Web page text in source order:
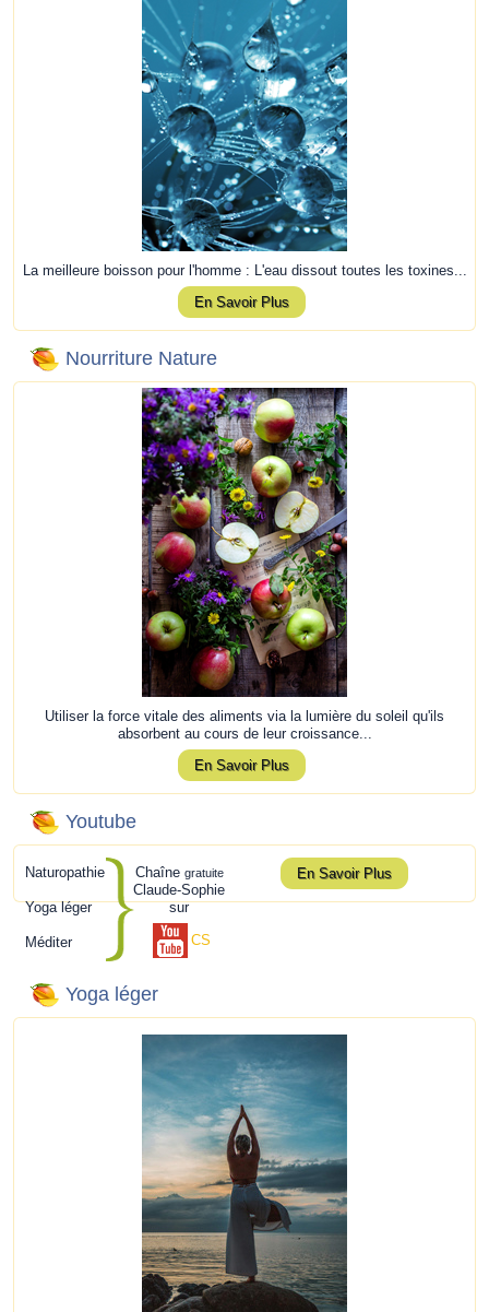
La meilleure boisson pour l'homme : L'eau dissout toutes les toxines...
En Savoir Plus
Nourriture Nature
Utiliser la force vitale des aliments via la lumière du soleil qu'ils
absorbent au cours de leur croissance...
En Savoir Plus
Youtube
Naturopathie
Yoga léger
Méditer
Chaîne gratuite
Claude-Sophie
sur
CS
En Savoir Plus
Yoga léger